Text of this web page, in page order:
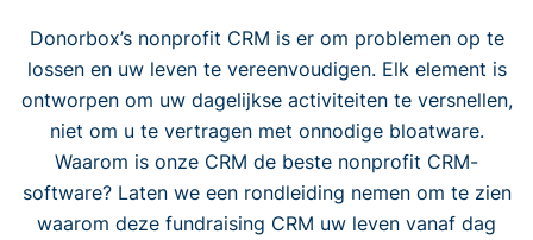
Donorbox’s nonprofit CRM is er om problemen op te
lossen en uw leven te vereenvoudigen. Elk element is
ontworpen om uw dagelijkse activiteiten te versnellen,
niet om u te vertragen met onnodige bloatware.
Waarom is onze CRM de beste nonprofit CRM-
software? Laten we een rondleiding nemen om te zien
waarom deze fundraising CRM uw leven vanaf dag